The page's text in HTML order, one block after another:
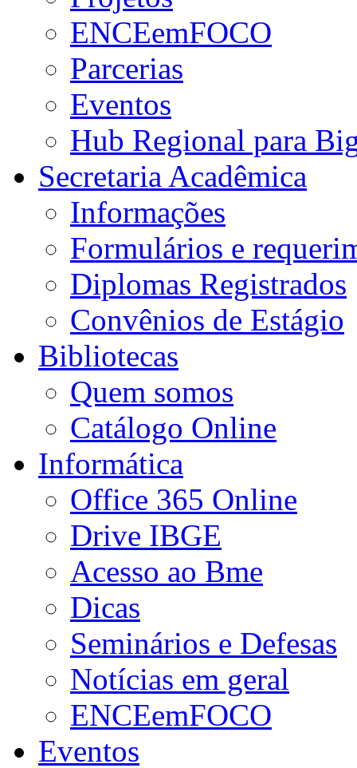
ENCEemFOCO
Parcerias
Eventos
Hub Regional para
Secretaria Acadêmica
Informações
Formulários e
Diplomas Registrados
Convênios de Estágio
Bibliotecas
Quem somos
Catálogo Online
Informática
Office 365 Online
Drive IBGE
Acesso ao Bme
Dicas
Seminários e Defesas
Notícias em geral
ENCEemFOCO
Eventos